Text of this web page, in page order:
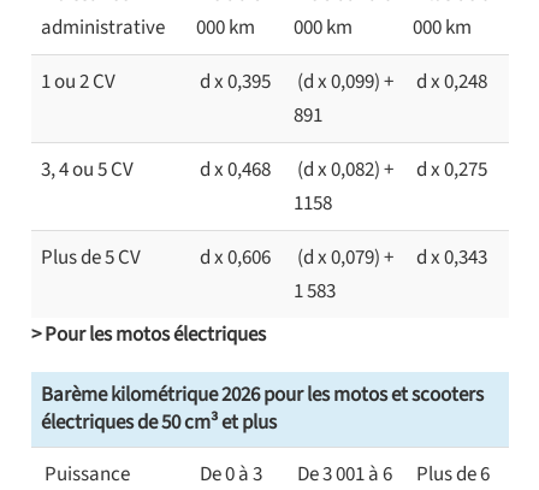
administrative
000 km
000 km
000 km
1 ou 2 CV
d x 0,395
(d x 0,099) +
891
d x 0,248
3, 4 ou 5 CV d x 0,468
(d x 0,082) +
1158
d x 0,275
Plus de 5 CV d x 0,606
(d x 0,079) +
1 583
d x 0,343
> Pour les motos électriques
Barème kilométrique 2026 pour les motos et scooters
électriques de 50 cm³ et plus
Puissance
De 0 à 3
De 3 001 à 6
Plus de 6